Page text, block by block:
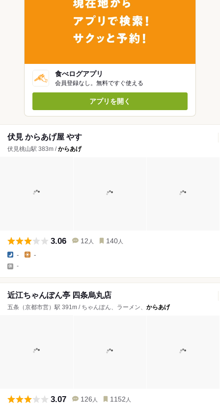
食べログアプリ
会員登録なし。無料ですぐ使える
アプリを開く
伏見 からあげ屋 やす
伏見桃山駅 383m /からあげ
3.06 12 人 140 人
- -
-
近江ちゃんぽん亭 四条烏丸店
五条（京都市営）駅 391m / ちゃんぽん、ラーメン、 からあげ
3.07 126 人 1152 人